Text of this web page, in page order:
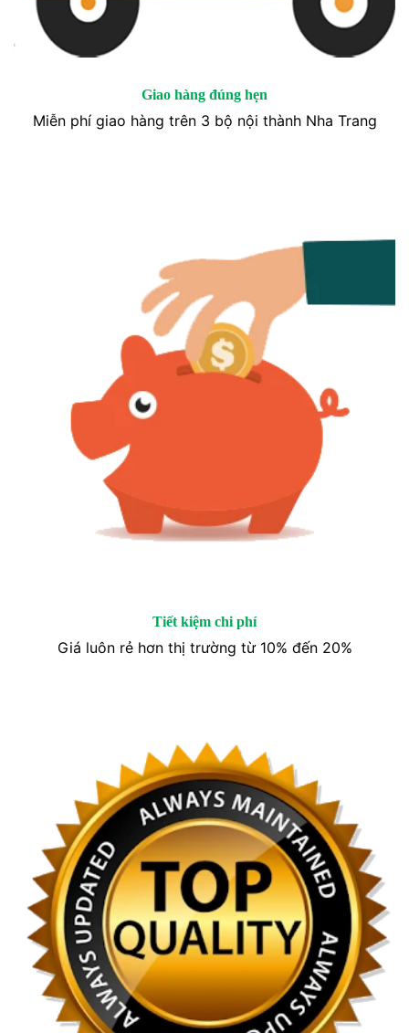
Giao hàng đúng hẹn
Miễn phí giao hàng trên 3 bộ nội thành Nha Trang
Tiết kiệm chi phí
Giá luôn rẻ hơn thị trường từ 10% đến 20%